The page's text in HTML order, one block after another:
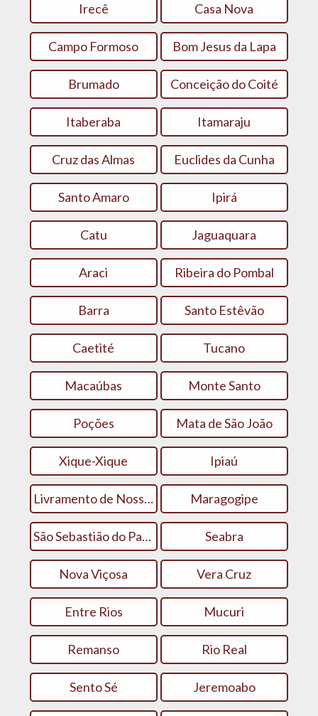
Irecê Casa Nova
Campo Formoso Bom Jesus da Lapa
Brumado Conceição do Coité
Itaberaba Itamaraju
Cruz das Almas Euclides da Cunha
Santo Amaro Ipirá
Catu Jaguaquara
Araci Ribeira do Pombal
Barra Santo Estêvão
Caetité Tucano
Macaúbas Monte Santo
Poções Mata de São João
Xique-Xique Ipiaú
Livramento de Nossa Senhora Maragogipe
São Sebastião do Passé Seabra
Nova Viçosa Vera Cruz
Entre Rios Mucuri
Remanso Rio Real
Sento Sé Jeremoabo